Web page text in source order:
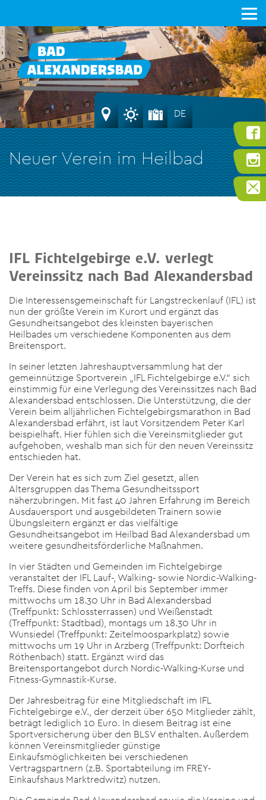
Neuer Verein im Heilbad
DE
IFL Fichtelgebirge e.V. verlegt
Vereinssitz nach Bad Alexandersbad
Die Interessensgemeinschaft für Langstreckenlauf (IFL) ist
nun der größte Verein im Kurort und ergänzt das
Gesundheitsangebot des kleinsten bayerischen
Heilbades um verschiedene Komponenten aus dem
Breitensport.
In seiner letzten Jahreshauptversammlung hat der
gemeinnützige Sportverein „IFL Fichtelgebirge e.V.“ sich
einstimmig für eine Verlegung des Vereinssitzes nach Bad
Alexandersbad entschlossen. Die Unterstützung, die der
Verein beim alljährlichen Fichtelgebirgsmarathon in Bad
Alexandersbad erfährt, ist laut Vorsitzendem Peter Karl
beispielhaft. Hier fühlen sich die Vereinsmitglieder gut
aufgehoben, weshalb man sich für den neuen Vereinssitz
entschieden hat.
Der Verein hat es sich zum Ziel gesetzt, allen
Altersgruppen das Thema Gesundheitssport
näherzubringen. Mit fast 40 Jahren Erfahrung im Bereich
Ausdauersport und ausgebildeten Trainern sowie
Übungsleitern ergänzt er das vielfältige
Gesundheitsangebot im Heilbad Bad Alexandersbad um
weitere gesundheitsförderliche Maßnahmen.
In vier Städten und Gemeinden im Fichtelgebirge
veranstaltet der IFL Lauf-, Walking- sowie Nordic-Walking-
Treffs. Diese finden von April bis September immer
mittwochs um 18.30 Uhr in Bad Alexandersbad
(Treffpunkt: Schlossterrassen) und Weißenstadt
(Treffpunkt: Stadtbad), montags um 18.30 Uhr in
Wunsiedel (Treffpunkt: Zeitelmoosparkplatz) sowie
mittwochs um 19 Uhr in Arzberg (Treffpunkt: Dorfteich
Röthenbach) statt. Ergänzt wird das
Breitensportangebot durch Nordic-Walking-Kurse und
Fitness-Gymnastik-Kurse.
Der Jahresbeitrag für eine Mitgliedschaft im IFL
Fichtelgebirge e.V., der derzeit über 650 Mitglieder zählt,
beträgt lediglich 10 Euro. In diesem Beitrag ist eine
Sportversicherung über den BLSV enthalten. Außerdem
können Vereinsmitglieder günstige
Einkaufsmöglichkeiten bei verschiedenen
Vertragspartnern (z.B. Sportabteilung im FREY-
Einkaufshaus Marktredwitz) nutzen.